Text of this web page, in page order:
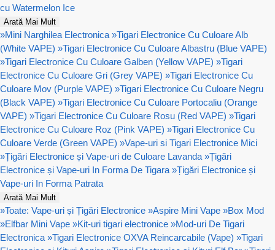
cu Watermelon Ice
Arată Mai Mult
»Mini Narghilea Electronica »Tigari Electronice Cu Culoare Alb
(White VAPE) »Tigari Electronice Cu Culoare Albastru (Blue VAPE)
»Tigari Electronice Cu Culoare Galben (Yellow VAPE) »Tigari
Electronice Cu Culoare Gri (Grey VAPE) »Tigari Electronice Cu
Culoare Mov (Purple VAPE) »Tigari Electronice Cu Culoare Negru
(Black VAPE) »Tigari Electronice Cu Culoare Portocaliu (Orange
VAPE) »Tigari Electronice Cu Culoare Rosu (Red VAPE) »Tigari
Electronice Cu Culoare Roz (Pink VAPE) »Tigari Electronice Cu
Culoare Verde (Green VAPE) »Vape-uri si Tigari Electronice Mici
»Țigări Electronice și Vape-uri de Culoare Lavanda »Țigări
Electronice și Vape-uri In Forma De Tigara »Țigări Electronice și
Vape-uri In Forma Patrata
Arată Mai Mult
»Toate: Vape-uri și Țigări Electronice »Aspire Mini Vape »Box Mod
»Elfbar Mini Vape »Kit-uri tigari electronice »Mod-uri De Tigari
Electronica »Tigari Electronice OXVA Reincarcabile (Vape) »Tigari